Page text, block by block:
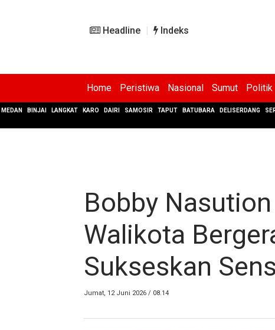
Headline Indeks
Home Peristiwa Nasional Sumut Politik
MEDAN BINJAI LANGKAT KARO DAIRI SAMOSIR TAPUT BATUBARA DELISERDANG
Bobby
Walikota
Sukseskan
Jumat, 12 Juni 2026 / 08.14